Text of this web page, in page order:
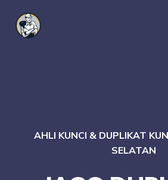
AHLI KUNCI & DUPLIKAT
SELATAN